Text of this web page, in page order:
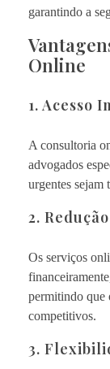
garantindo a
Online
1. Acesso
A consultoria
advogados
urgentes sejam
2.
Os serviços
permitindo que
competitivos.
3.